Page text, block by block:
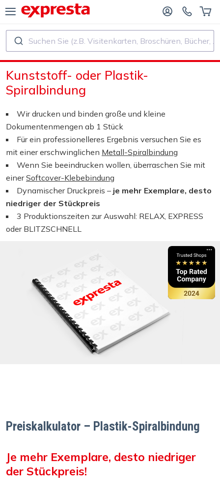
Druck
Aufkleber und Etiketten
Kalender
Stempel herstellen
PRODUKTE
VERLAGE UND AUTOREN
BUCHVERLAGE
Suchen Sie (z.B. Visitenkarten, Broschüren, Bücher, ...)
Kunststoff- oder Plastik-
Spiralbindung
Wir drucken und binden große und kleine
Dokumentenmengen ab 1 Stück
Für ein professionelleres Ergebnis versuchen Sie es
mit einer erschwinglichen Metall-Spiralbindung
Wenn Sie beeindrucken wollen, überraschen Sie mit
einerSoftcover-Klebebindung
Dynamischer Druckpreis – je mehr Exemplare, desto
niedriger der Stückpreis
3 Produktionszeiten zur Auswahl: RELAX, EXPRESS
oder BLITZSCHNELL
Preiskalkulator – Plastik-Spiralbindung
Je mehr Exemplare, desto niedriger
der Stückpreis!